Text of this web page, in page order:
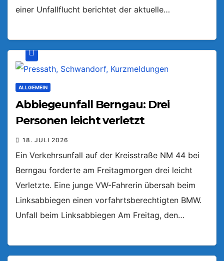
einer Unfallflucht berichtet der aktuelle…
ALLGEMEIN
Abbiegeunfall Berngau: Drei
Personen leicht verletzt
18. JULI 2026
Ein Verkehrsunfall auf der Kreisstraße NM 44 bei
Berngau forderte am Freitagmorgen drei leicht
Verletzte. Eine junge VW-Fahrerin übersah beim
Linksabbiegen einen vorfahrtsberechtigten BMW.
Unfall beim Linksabbiegen Am Freitag, den…